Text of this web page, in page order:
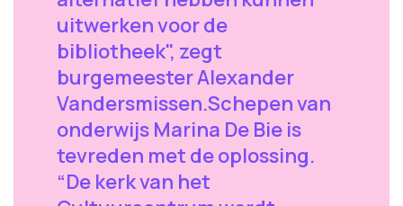
uitwerken voor de
bibliotheek", zegt
burgemeester Alexander
Vandersmissen.Schepen van
onderwijs Marina De Bie is
tevreden met de oplossing.
“De kerk van het